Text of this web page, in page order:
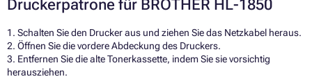
Druckerpatrone für BROTHER HL-1850
1. Schalten Sie den Drucker aus und ziehen Sie das Netzkabel heraus.
2. Öffnen Sie die vordere Abdeckung des Druckers.
3. Entfernen Sie die alte Tonerkassette, indem Sie sie vorsichtig
herausziehen.